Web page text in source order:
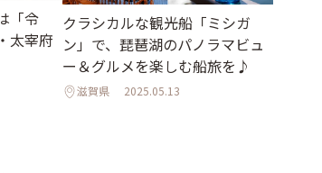
「令
太宰府
クラシカルな観光船「ミシガ
ン」で、琵琶湖のパノラマビュ
ー＆グルメを楽しむ船旅を♪
滋賀県 2025.05.13